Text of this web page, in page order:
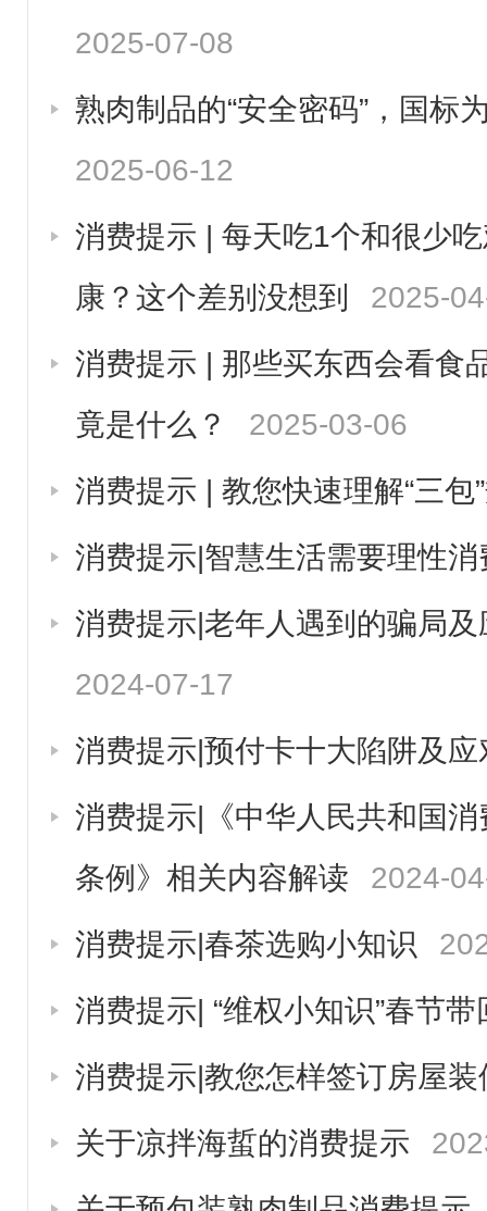
2025-07-08
熟肉制品的“安全密码”，国标
2025-06-12
消费提示 | 每天吃1个和很少
康？这个差别没想到
2025-
消费提示 | 那些买东西会看食
竟是什么？
2025-03-06
消费提示 | 教您快速理解“三包
消费提示|智慧生活需要理性消
消费提示|老年人遇到的骗局
2024-07-17
消费提示|预付卡十大陷阱及应
消费提示|《中华人民共和国
条例》相关内容解读
2024-
消费提示|春茶选购小知识
消费提示| “维权小知识”春节带
消费提示|教您怎样签订房屋装
关于凉拌海蜇的消费提示